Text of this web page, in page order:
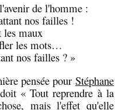
de l'homme :
nos failles !
les maux
les mots…
nos failles ? »
pensée pour Stéphane
« Tout reprendre à la
mais l'effet qu'elle